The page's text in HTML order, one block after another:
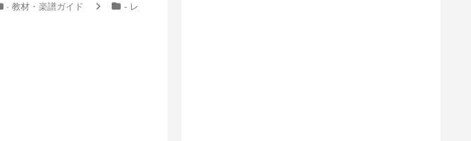
· 教材・楽譜ガイド
- レ